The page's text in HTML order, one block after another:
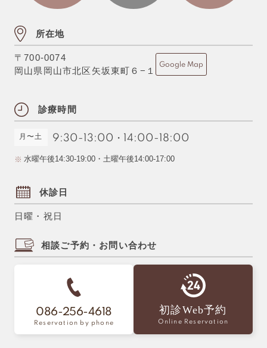
所在地
〒700-0074
岡山県岡山市北区矢坂東町６−１
Google Map
診療時間
月〜土 9:30-13:00 ・ 14:00-18:00
水曜午後14:30-19:00・土曜午後14:00-17:00
休診日
日曜・祝日
相談ご予約・お問い合わせ
086-256-4618
Reservation by phone
初診Web予約
Online Reservation